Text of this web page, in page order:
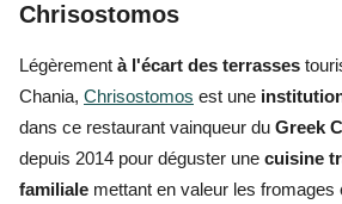
Chrisostomos
Légèrement à l'écart des terrasses
Chania, Chrisostomos est une
dans ce restaurant vainqueur du Greek
depuis 2014 pour déguster une cuisine
familiale mettant en valeur les fromages